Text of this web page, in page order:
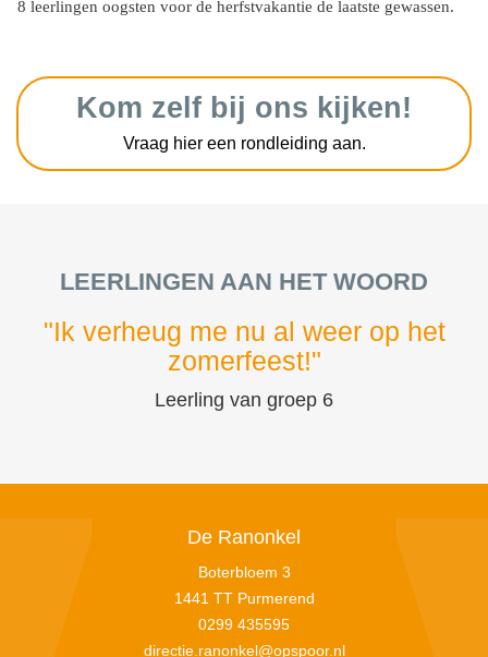
8 leerlingen oogsten voor de herfstvakantie de laatste gewassen.
Kom zelf bij ons kijken!
Vraag hier een rondleiding aan.
LEERLINGEN AAN HET WOORD
"Ik verheug me nu al weer op het
zomerfeest!"
Leerling van groep 6
De Ranonkel
Boterbloem 3
1441 TT Purmerend
0299 435595
directie.ranonkel@opspoor.nl